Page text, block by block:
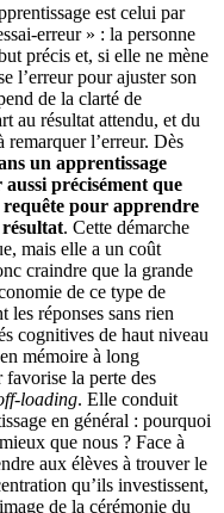
est celui par
erreur » : la personne
précis et, si elle ne mène
l’erreur pour ajuster son
de la clarté de
au résultat attendu, et du
remarquer l’erreur. Dès
un apprentissage
précisément que
requête pour apprendre
résultat. Cette démarche
mais elle a un coût
craindre que la grande
de ce type de
les réponses sans rien
cognitives de haut niveau
mémoire à long
la perte des
loading. Elle conduit
en général : pourquoi
que nous ? Face à
aux élèves à trouver le
qu’ils investissent,
de la cérémonie du